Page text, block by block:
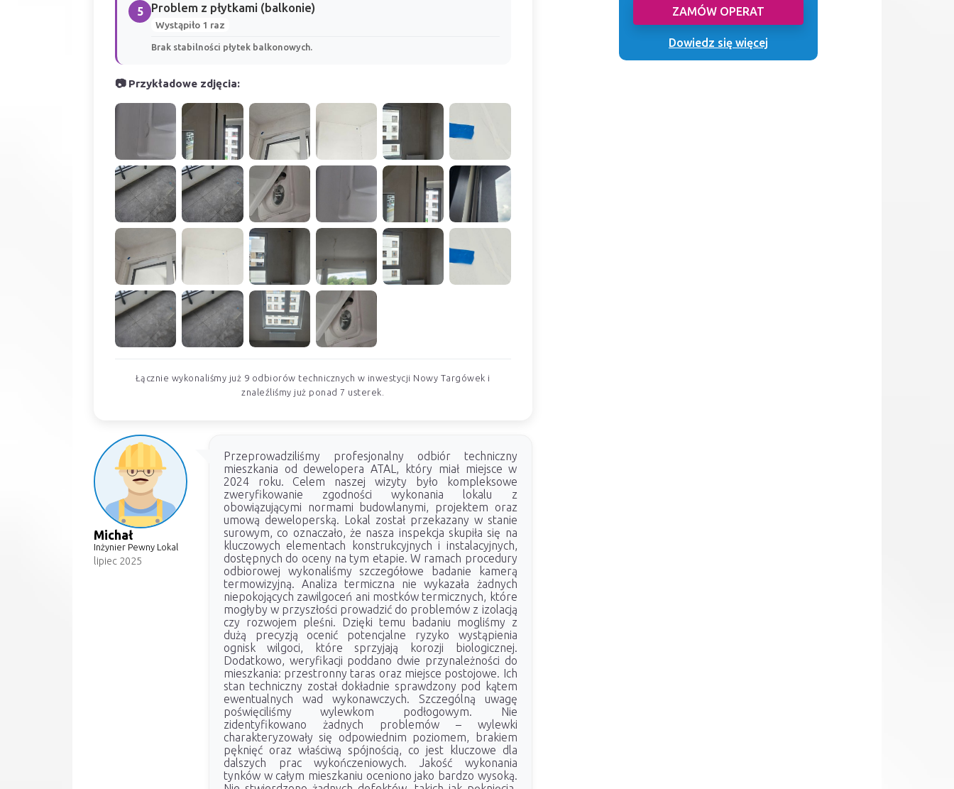
5 Problem z płytkami (balkonie)
Wystąpiło 1 raz
Brak stabilności płytek balkonowych.
📷 Przykładowe zdjęcia:
Łącznie wykonaliśmy już 9 odbiorów technicznych w inwestycji Nowy Targówek i
znaleźliśmy już ponad 7 usterek.
Michał
Inżynier Pewny Lokal
lipiec 2025
Przeprowadziliśmy profesjonalny odbiór techniczny
mieszkania od dewelopera ATAL, który miał miejsce w
2024 roku. Celem naszej wizyty było kompleksowe
zweryfikowanie zgodności wykonania lokalu z
obowiązującymi normami budowlanymi, projektem oraz
umową deweloperską. Lokal został przekazany w stanie
surowym, co oznaczało, że nasza inspekcja skupiła się na
kluczowych elementach konstrukcyjnych i instalacyjnych,
dostępnych do oceny na tym etapie. W ramach procedury
odbiorowej wykonaliśmy szczegółowe badanie kamerą
termowizyjną. Analiza termiczna nie wykazała żadnych
niepokojących zawilgoceń ani mostków termicznych, które
mogłyby w przyszłości prowadzić do problemów z izolacją
czy rozwojem pleśni. Dzięki temu badaniu mogliśmy z
dużą precyzją ocenić potencjalne ryzyko wystąpienia
ognisk wilgoci, które sprzyjają korozji biologicznej.
Dodatkowo, weryfikacji poddano dwie przynależności do
mieszkania: przestronny taras oraz miejsce postojowe. Ich
stan techniczny został dokładnie sprawdzony pod kątem
ewentualnych wad wykonawczych. Szczególną uwagę
poświęciliśmy wylewkom podłogowym. Nie
zidentyfikowano żadnych problemów – wylewki
charakteryzowały się odpowiednim poziomem, brakiem
pęknięć oraz właściwą spójnością, co jest kluczowe dla
dalszych prac wykończeniowych. Jakość wykonania
tynków w całym mieszkaniu oceniono jako bardzo wysoką.
ZAMÓW OPERAT
Dowiedz się więcej